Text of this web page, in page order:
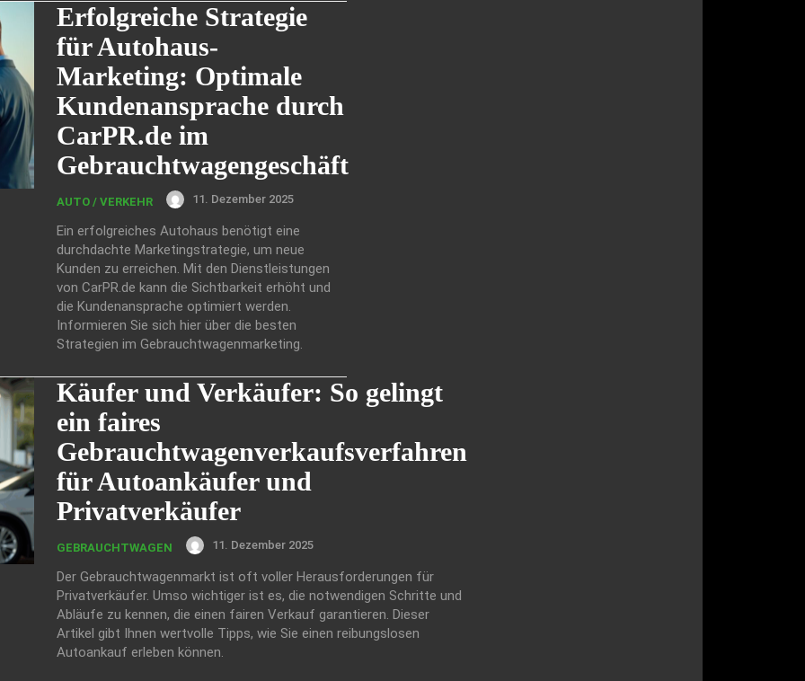
Erfolgreiche Strategie
für Autohaus-
Marketing: Optimale
Kundenansprache durch
CarPR.de im
Gebrauchtwagengeschäft
AUTO / VERKEHR 11. Dezember 2025
Ein erfolgreiches Autohaus benötigt eine
durchdachte Marketingstrategie, um neue
Kunden zu erreichen. Mit den Dienstleistungen
von CarPR.de kann die Sichtbarkeit erhöht und
die Kundenansprache optimiert werden.
Informieren Sie sich hier über die besten
Strategien im Gebrauchtwagenmarketing.
Käufer und Verkäufer: So gelingt
ein faires
Gebrauchtwagenverkaufsverfahren
für Autoankäufer und
Privatverkäufer
GEBRAUCHTWAGEN 11. Dezember 2025
Der Gebrauchtwagenmarkt ist oft voller Herausforderungen für
Privatverkäufer. Umso wichtiger ist es, die notwendigen Schritte und
Abläufe zu kennen, die einen fairen Verkauf garantieren. Dieser
Artikel gibt Ihnen wertvolle Tipps, wie Sie einen reibungslosen
Autoankauf erleben können.